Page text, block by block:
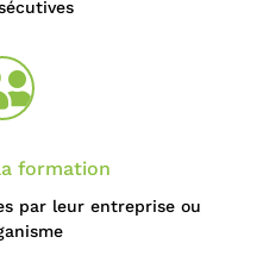
formation
par leur entreprise ou